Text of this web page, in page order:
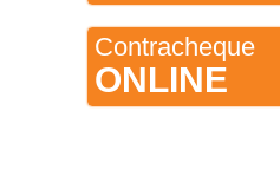
Contracheque
ONLINE